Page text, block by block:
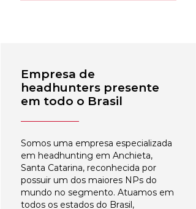
Empresa de
headhunters presente
em todo o Brasil
Somos uma empresa especializada
em headhunting em Anchieta,
Santa Catarina, reconhecida por
possuir um dos maiores NPs do
mundo no segmento. Atuamos em
todos os estados do Brasil,